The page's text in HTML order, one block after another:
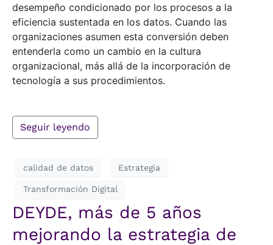
desempeño condicionado por los procesos a la
eficiencia sustentada en los datos. Cuando las
organizaciones asumen esta conversión deben
entenderla como un cambio en la cultura
organizacional, más allá de la incorporación de
tecnología a sus procedimientos.
Seguir leyendo
calidad de datos Estrategia
Transformación Digital
DEYDE, más de 5 años
mejorando la estrategia de